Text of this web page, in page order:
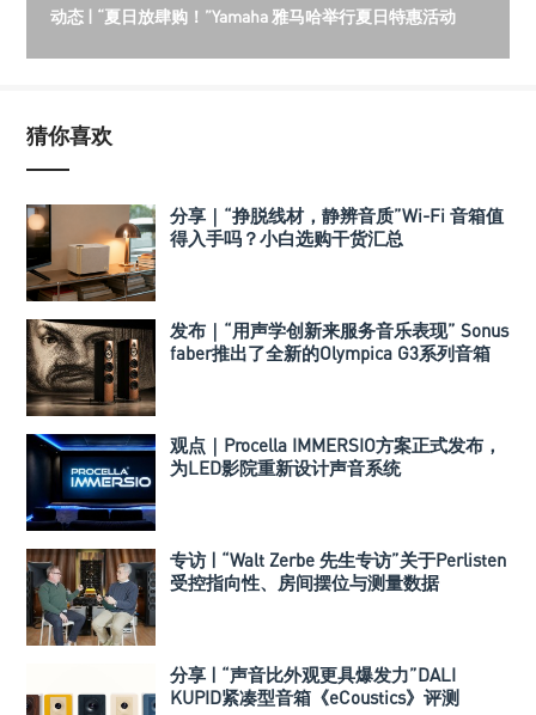
动态 | “夏日放肆购！”Yamaha 雅马哈举行夏日特惠活动
猜你喜欢
分享｜“挣脱线材，静辨音质”Wi-Fi 音箱值
得入手吗？小白选购干货汇总
发布｜“用声学创新来服务音乐表现” Sonus
faber推出了全新的Olympica G3系列音箱
观点｜Procella IMMERSIO方案正式发布，
为LED影院重新设计声音系统
专访 | “Walt Zerbe 先生专访”关于Perlisten
受控指向性、房间摆位与测量数据
分享 | “声音比外观更具爆发力”DALI
KUPID紧凑型音箱《eCoustics》评测